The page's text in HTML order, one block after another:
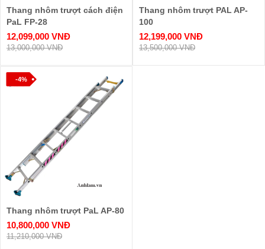
Thang nhôm trượt cách điện
PaL FP-28
12,099,000 VNĐ
13,000,000 VNĐ
Thang nhôm trượt PAL AP-
100
12,199,000 VNĐ
13,500,000 VNĐ
-4%
Thang nhôm trượt PaL AP-80
10,800,000 VNĐ
11,210,000 VNĐ